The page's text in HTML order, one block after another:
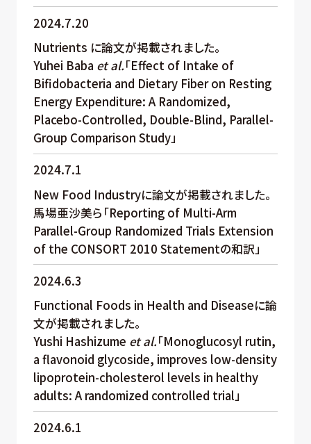
2024.7.20
Nutrients に論文が掲載されました。
Yuhei Baba et al.「Effect of Intake of
Bifidobacteria and Dietary Fiber on Resting
Energy Expenditure: A Randomized,
Placebo-Controlled, Double-Blind, Parallel-
Group Comparison Study」
2024.7.1
New Food Industryに論文が掲載されました。
馬場亜沙美ら「Reporting of Multi-Arm
Parallel-Group Randomized Trials Extension
of the CONSORT 2010 Statementの和訳」
2024.6.3
Functional Foods in Health and Diseaseに論
文が掲載されました。
Yushi Hashizume et al.「Monoglucosyl rutin,
a flavonoid glycoside, improves low-density
lipoprotein-cholesterol levels in healthy
adults: A randomized controlled trial」
2024.6.1